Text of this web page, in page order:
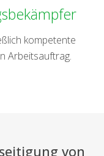
kompetente
Arbeitsauftrag.
von